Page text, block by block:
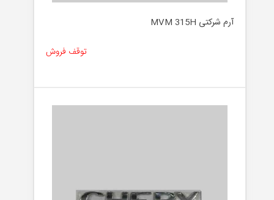
آرم شرکتی MVM 315H
توقف فروش